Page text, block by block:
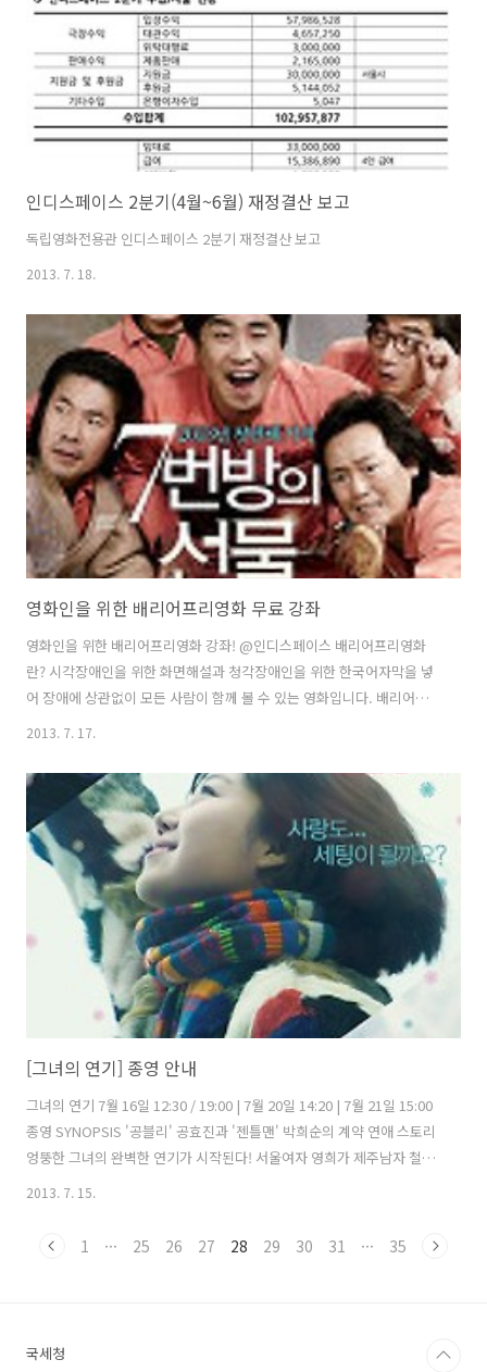
적극 지원합니다.● 인디스페이스 상영 전 홍보 영상 노출● 인디스페이
스 로비..
인디스페이스 2분기(4월~6월) 재정결산 보고
독립영화전용관 인디스페이스 2분기 재정결산 보고
2013. 7. 18.
영화인을 위한 배리어프리영화 무료 강좌
영화인을 위한 배리어프리영화 강좌! @인디스페이스 배리어프리영화
란? 시각장애인을 위한 화면해설과 청각장애인을 위한 한국어자막을 넣
어 장애에 상관없이 모든 사람이 함께 볼 수 있는 영화입니다. 배리어프
리영화의 모든 것!7월부터 10월까지 4회에 걸쳐 영화상영과 강좌가 함께
분 배리어프리영화의 디렉팅 영화 (2011, 한국, 111분) 강의: 안상훈( 감
독) 2강_8월 21일(수) 저녁 7시 30분 배리어프리영화에서의 사운드 영화
(2012, 대만, 110분) 강의: 성지영(STUDIO SH이사) 3강_9월 25일(수)
저녁 7시 30분 배리어프리영화에서의 화면해설 영화(2012, 한국, 127
분)강의: 강내영(화면해설 작가) 4강..
2013. 7. 17.
[그녀의 연기] 종영 안내
그녀의 연기 7월 16일 12:30 / 19:00 | 7월 20일 14:20 | 7월 21일 15:00
종영 SYNOPSIS '공블리' 공효진과 '젠틀맨' 박희순의 계약 연애 스토리
엉뚱한 그녀의 완벽한 연기가 시작된다! 서울여자 영희가 제주남자 철수
2013. 7. 15.
1 ··· 25 26 27 28 29 30 31 ··· 35
국세청